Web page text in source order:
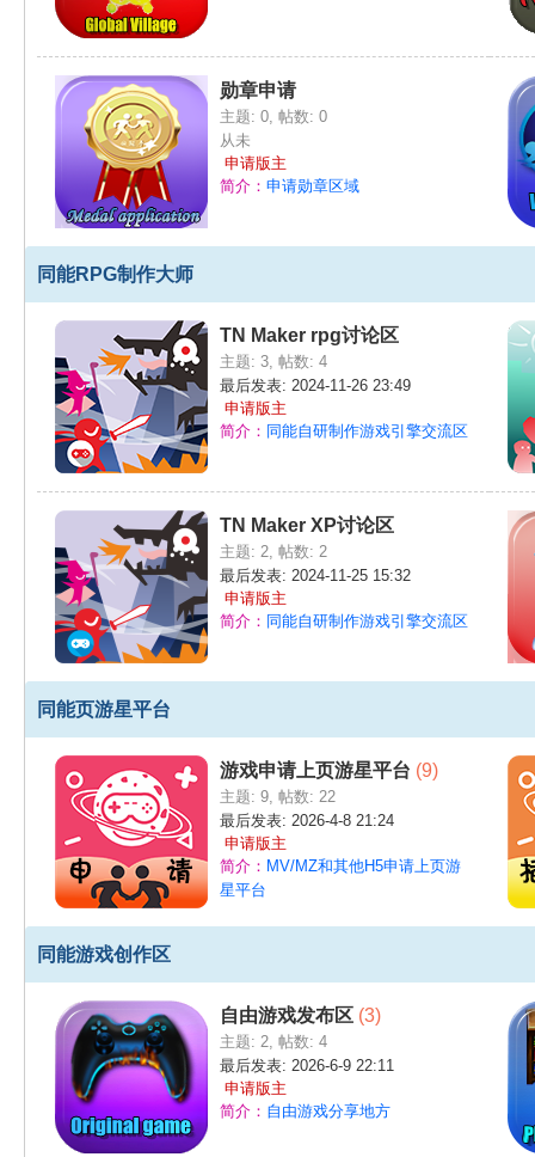
系统消息：rpgmakerliuxu已经连续答对3道难题，逆天学霸谁与争
系统消息：备羽飞云已经连续答对3道难题，逆天学霸谁与争锋？
系统消息：yan110hn已经连续答对3道难题，逆天学霸谁与争锋？
系统消息：备羽飞云已经连续答对10道难题，逆天学霸谁与争锋？
勋章申请
主题: 0, 帖数: 0
从未
申请版主
简介： 申请勋章区域
同能RPG制作大师
TN Maker rpg讨论区
主题: 3, 帖数: 4
最后发表: 2024-11-26 23:49
申请版主
简介： 同能自研制作游戏引擎交流区
TN Maker XP讨论区
主题: 2, 帖数: 2
最后发表: 2024-11-25 15:32
申请版主
简介： 同能自研制作游戏引擎交流区
同能页游星平台
游戏申请上页游星平台 (9)
主题: 9, 帖数: 22
最后发表: 2026-4-8 21:24
申请版主
简介： MV/MZ和其他H5申请上页游
星平台
同能游戏创作区
自由游戏发布区 (3)
主题: 2, 帖数: 4
最后发表: 2026-6-9 22:11
申请版主
简介： 自由游戏分享地方